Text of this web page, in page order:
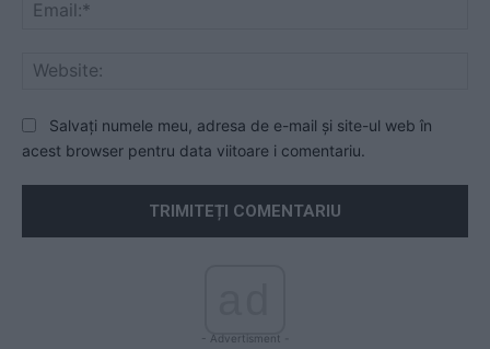
Salvați numele meu, adresa de e-mail și site-ul web în
acest browser pentru data viitoare i comentariu.
- Advertisment -